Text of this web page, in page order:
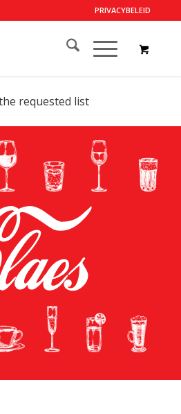
PRIVACYBELEID
requested list